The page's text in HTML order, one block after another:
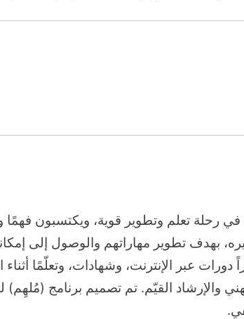
رحلة تعلم وتطوير قوية، ويكتسبون فهمًا
بهدف تطوير مهاراتهم والوصول إلى
الذي يمتد لـ 12 شهراً دورات عبر الإنترنت، وشهادات، وتعلّمًا
والإرشاد القيّم. تم تصميم برنامج (مُلهِم)